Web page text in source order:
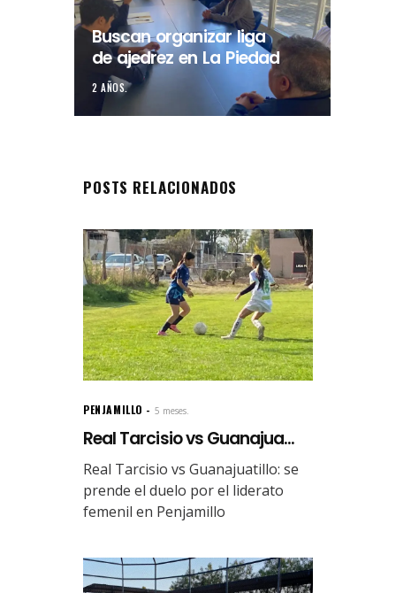
Buscan organizar liga
de ajedrez en La Piedad
2 AÑOS.
POSTS RELACIONADOS
PENJAMILLO 5 meses.
Real Tarcisio vs Guanajua...
Real Tarcisio vs Guanajuatillo: se
prende el duelo por el liderato
femenil en Penjamillo